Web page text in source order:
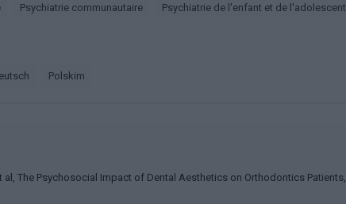
Psychiatrie communautaire Psychiatrie de l'enfant et de l'adolescent
deutsch polskim
al, The Psychosocial Impact of Dental Aesthetics on Orthodontics Patients,